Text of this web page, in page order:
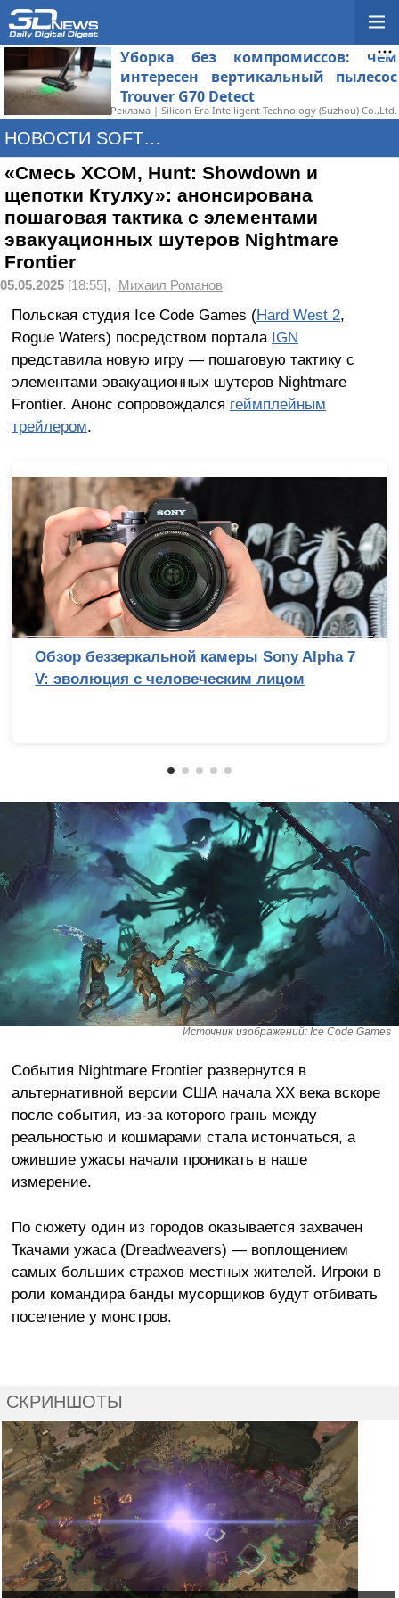
Уборка без компромиссов: чем
интересен вертикальный пылесос
Trouver G70 Detect
Реклама | Silicon Era Intelligent Technology (Suzhou) Co.,Ltd.
НОВОСТИ SOFTWARE
«Смесь XCOM, Hunt: Showdown и
щепотки Ктулху»: анонсирована
пошаговая тактика с элементами
эвакуационных шутеров Nightmare
Frontier
05.05.2025 [18:55], Михаил Романов
Польская студия Ice Code Games (Hard West 2,
Rogue Waters) посредством портала IGN
представила новую игру — пошаговую тактику с
элементами эвакуационных шутеров Nightmare
Frontier. Анонс сопровождался геймплейным
трейлером.
Обзор беззеркальной камеры Sony Alpha 7
V: эволюция с человеческим лицом
Источник изображений: Ice Code Games
События Nightmare Frontier развернутся в
альтернативной версии США начала XX века вскоре
после события, из-за которого грань между
реальностью и кошмарами стала истончаться, а
ожившие ужасы начали проникать в наше
измерение.
По сюжету один из городов оказывается захвачен
Ткачами ужаса (Dreadweavers) — воплощением
самых больших страхов местных жителей. Игроки в
роли командира банды мусорщиков будут отбивать
поселение у монстров.
СКРИНШОТЫ